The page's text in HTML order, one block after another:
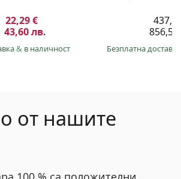
22,29 €
43,60 лв.
& в наличност Безплатна
от нашите